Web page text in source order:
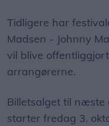
Tidligere har
Madsen - Johnny
vil blive
arrangørerne.
Billetsalget til næste
starter fredag 3.